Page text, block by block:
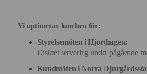
Vi optimerar lunchen för:
Styrelsemöten i Hjorthagen:
Diskret servering under pågående
Kundmöten i Norra